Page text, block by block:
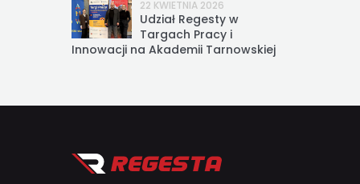
22 KWIETNIA 2026
Udział Regesty w
Targach Pracy i
Innowacji na Akademii Tarnowskiej